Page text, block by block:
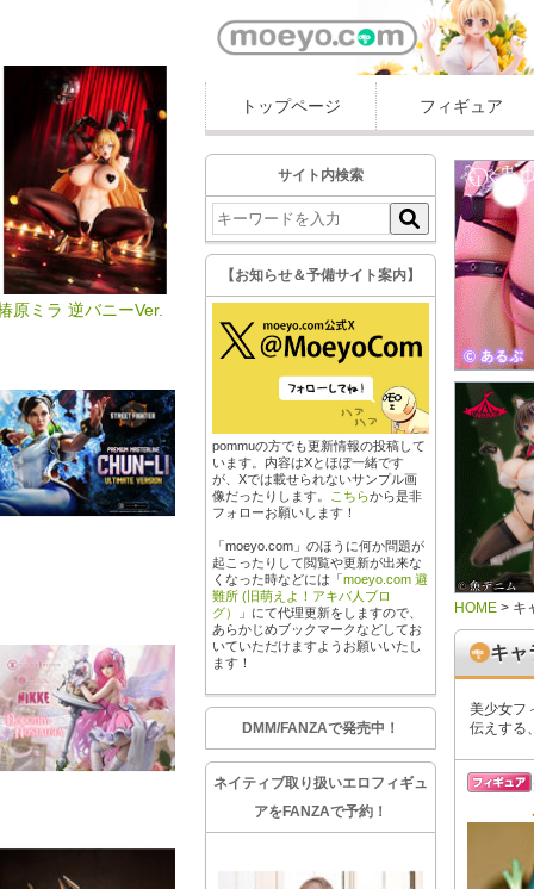
原ミラ 逆バニーVer.
トップページ フィギュア
サイト内検索
【お知らせ＆予備サイト案内】
pommuの方でも更新情報の投稿して
います。内容はXとほぼ一緒です
が、Xでは載せられないサンプル画
像だったりします。
こちらから是非
フォローお願いします！
「moeyo.com」のほうに何か問題が
起こったりして閲覧や更新が出来な
くなった時などには「moeyo.com 避
難所 (旧萌えよ！アキバ人ブロ
グ）
」にて代理更新をしますので、
あらかじめブックマークなどしてお
いていただけますようお願いいたし
ます！
DMM/FANZAで発売中！
ネイティブ取り扱いエロフィギュ
アをFANZAで予約！
HOME > キ
キャ
美少女フ
伝えする